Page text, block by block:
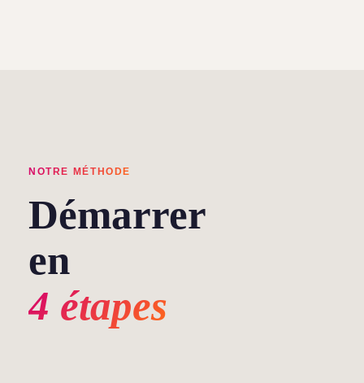
NOTRE MÉTHODE
Démarrer
en
4 étapes